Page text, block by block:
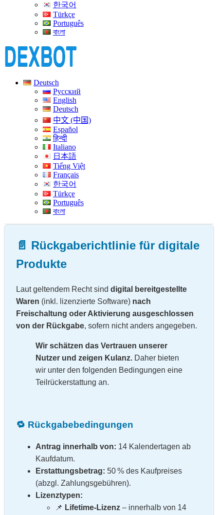
한국어
Türkçe
Português
বাংলা
Deutsch
Русский
English
Deutsch
中文 (中国)
Español
हिन्दी
Italiano
日本語
Tiếng Việt
Français
한국어
Türkçe
Português
বাংলা
📄 Rückgaberichtlinie für digitale
Produkte
Laut geltendem Recht sind digital bereitgestellte
Waren (inkl. lizenzierte Software) nach
Freischaltung oder Aktivierung ausgeschlossen
von der Rückgabe, sofern nicht anders angegeben.
Wir schätzen das Vertrauen unserer
Nutzer und zeigen Kulanz. Daher bieten
wir unter den folgenden Bedingungen eine
Teilrückerstattung an.
🔁 Rückgabebedingungen
Antrag innerhalb von: 14 Kalendertagen ab
Kaufdatum.
Erstattungsbetrag: 50 % des Kaufpreises
(abzgl. Zahlungsgebühren).
Lizenztypen:
📌 Lifetime‑Lizenz – innerhalb von 14